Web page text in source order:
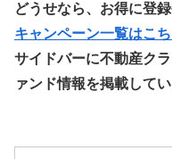
どうせなら、お得に登
キャンペーン一覧はこ
サイドバーに不動産ク
ァンド情報を掲載してい